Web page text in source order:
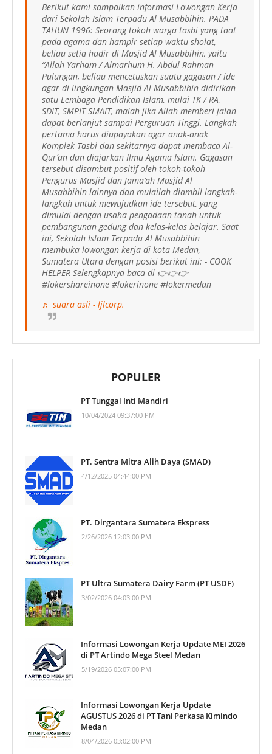
Berikut kami sampaikan informasi Lowongan Kerja
dari Sekolah Islam Terpadu Al Musabbihin. PADA
TAHUN 1996: Seorang tokoh warga tasbi yang taat
pada agama dan hampir setiap waktu sholat,
beliau setia hadir di Masjid Al Musabbihin, yaitu
“Allah Yarham / Almarhum H. Abdul Rahman
Pulungan, beliau mencetuskan suatu gagasan / ide
agar di lingkungan Masjid Al Musabbihin didirikan
satu Lembaga Pendidikan Islam, mulai TK / RA,
SDIT, SMPIT SMAIT, malah jika Allah memberi jalan
dapat berlanjut sampai Perguruan Tinggi. Langkah
pertama harus diupayakan agar anak-anak
Komplek Tasbi dan sekitarnya dapat membaca Al-
Qur’an dan diajarkan Ilmu Agama Islam. Gagasan
tersebut disambut positif oleh tokoh-tokoh
Pengurus Masjid dan Jama’ah Masjid Al
Musabbihin lainnya dan mulailah diambil langkah-
langkah untuk mewujudkan ide tersebut, yang
dimulai dengan usaha pengadaan tanah untuk
pembangunan gedung dan kelas-kelas belajar. Saat
ini, Sekolah Islam Terpadu Al Musabbihin
membuka lowongan kerja di kota Medan,
Sumatera Utara dengan posisi berikut ini: - COOK
HELPER Selengkapnya baca di 👉👉👉
#lokershareinone #lokerinone #lokermedan
♬ suara asli - ljlcorp.
POPULER
PT Tunggal Inti Mandiri
10/04/2024 09:37:00 PM
PT. Sentra Mitra Alih Daya (SMAD)
4/12/2025 04:44:00 PM
PT. Dirgantara Sumatera Ekspress
2/26/2026 12:03:00 PM
PT Ultra Sumatera Dairy Farm (PT USDF)
3/02/2026 04:03:00 PM
Informasi Lowongan Kerja Update MEI 2026
di PT Artindo Mega Steel Medan
5/19/2026 05:07:00 PM
Informasi Lowongan Kerja Update
AGUSTUS 2026 di PT Tani Perkasa Kimindo
Medan
8/04/2026 03:02:00 PM